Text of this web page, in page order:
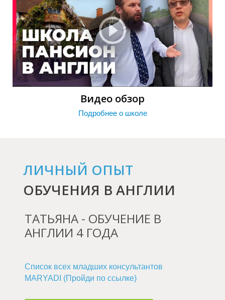
С
Видео обзор
Подробнее о школе
ЛИЧНЫЙ ОПЫТ
ОБУЧЕНИЯ В АНГЛИИ
ТАТЬЯНА - ОБУЧЕНИЕ В
АНГЛИИ 4 ГОДА
Список всех младших консультантов
MARYADI (Пройди по ссылке)